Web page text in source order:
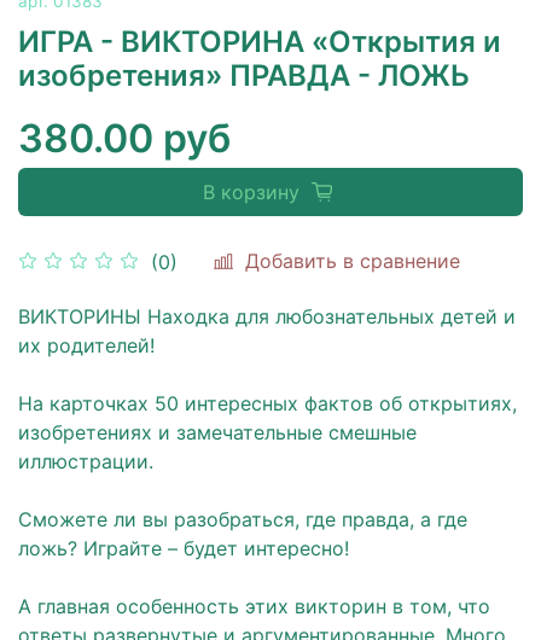
ИГРА - ВИКТОРИНА «Открытия и
изобретения» ПРАВДА - ЛОЖЬ
(0) Добавить в сравнение
380.00 руб
В корзину
ВИКТОРИНЫ Находка для любознательных детей и
их родителей!
На карточках 50 интересных фактов об открытиях,
изобретениях и замечательные смешные
иллюстрации.
Сможете ли вы разобраться, где правда, а где
ложь? Играйте – будет интересно!
А главная особенность этих викторин в том, что